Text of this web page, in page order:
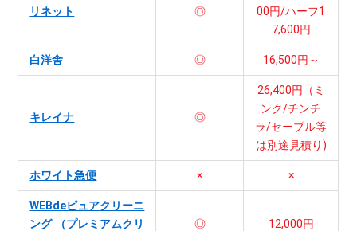
リネット ◎
00円/ハーフ1
7,600円
白洋舎 ◎ 16,500円～
キレイナ ◎
26,400円（ミ
ンク/チンチ
ラ/セーブル等
は別途見積り)
ホワイト急便 × ×
WEBdeピュアクリーニ
ング （プレミアムクリ
◎ 12,000円